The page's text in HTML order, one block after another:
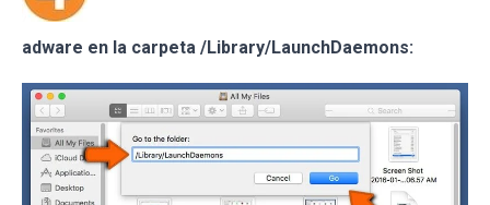
adware en la carpeta /Library/LaunchDaemons: